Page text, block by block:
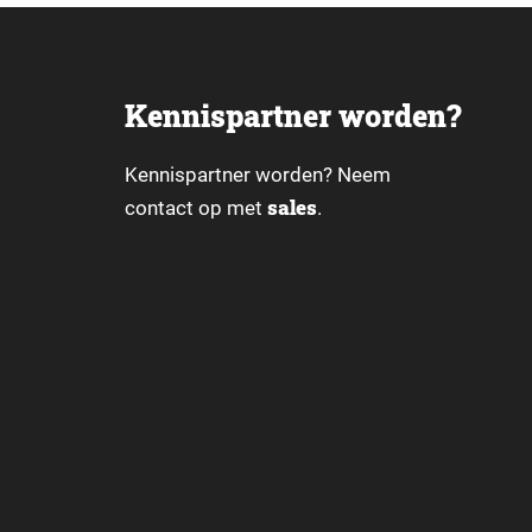
Kennispartner worden?
Kennispartner worden? Neem
contact op met sales.